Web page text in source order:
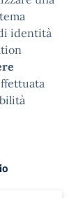
identità